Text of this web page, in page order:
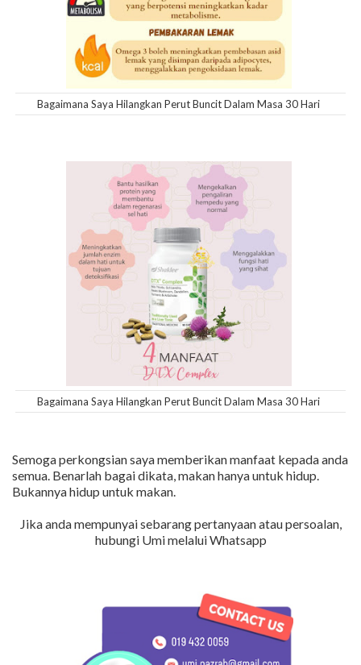
Bagaimana Saya Hilangkan Perut Buncit Dalam Masa 30 Hari
Bagaimana Saya Hilangkan Perut Buncit Dalam Masa 30 Hari
Semoga perkongsian saya memberikan manfaat kepada anda
semua. Benarlah bagai dikata, makan hanya untuk hidup.
Bukannya hidup untuk makan.
Jika anda mempunyai sebarang pertanyaan atau persoalan,
hubungi Umi melalui Whatsapp